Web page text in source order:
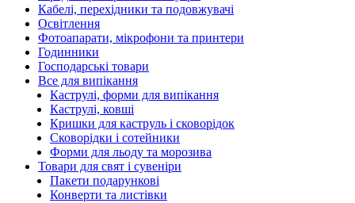
Кабелі, перехідники та подовжувачі
Освітлення
Фотоапарати, мікрофони та принтери
Годинники
Господарські товари
Все для випікання
Каструлі, форми для випікання
Каструлі, ковші
Кришки для каструль і сковорідок
Сковорідки і сотейники
Форми для льоду та морозива
Товари для свят і сувеніри
Пакети подарункові
Конверти та листівки